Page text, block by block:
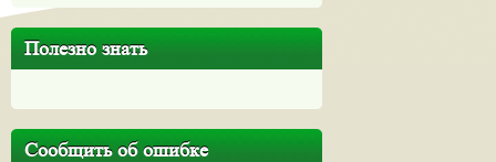
Полезно знать
Сообщить об ошибке